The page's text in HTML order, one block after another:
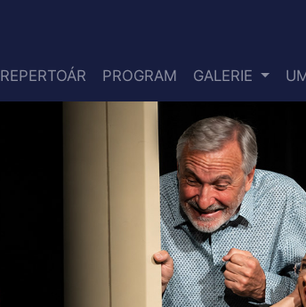
REPERTOÁR PROGRAM GALERIE